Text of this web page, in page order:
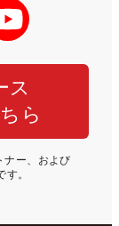
ス
ら
ナー、および
。